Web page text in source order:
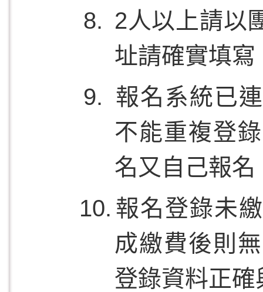
2人以上請以
址請確實填
報名系統已
不能重複登
名又自己報名
報名登錄未
成繳費後則
登錄資料正確